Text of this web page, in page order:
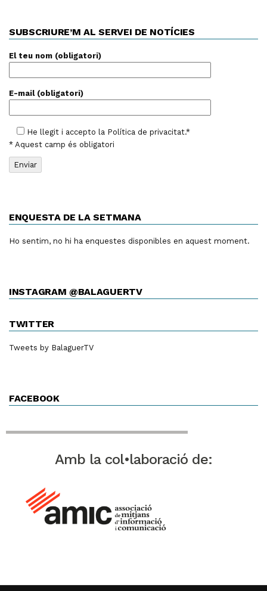
SUBSCRIURE’M AL SERVEI DE NOTÍCIES
El teu nom (obligatori)
E-mail (obligatori)
He llegit i accepto la Política de privacitat.*
* Aquest camp és obligatori
ENQUESTA DE LA SETMANA
Ho sentim, no hi ha enquestes disponibles en aquest moment.
INSTAGRAM @BALAGUERTV
TWITTER
Tweets by BalaguerTV
FACEBOOK
Amb la col•laboració de: